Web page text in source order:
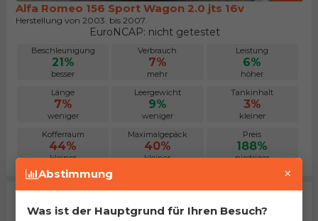
Alfa Romeo 156 Sport Wagon 2.0 jts 16v
Herstellung von 2003. bis 2007.
EuroNCAP: nicht getestet
Beschleunigung
21%
besser
Verbrauch
7%
mehr
Leistung
6%
höher
Länge
7%
weniger
Leergewicht
9%
weniger
Tankinhalt
3%
kleiner
Kofferraum
44%
kleiner
Maximalgepäck
40%
kleiner
Preis
188%
niedriger
Abstimmung ×
Was ist der Hauptgrund für Ihren Besuch?